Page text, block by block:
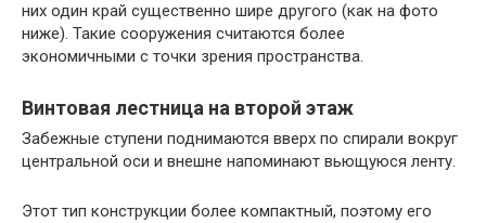
них один край существенно шире другого (как на фото
ниже). Такие сооружения считаются более
экономичными с точки зрения пространства.
Винтовая лестница на второй этаж
Забежные ступени поднимаются вверх по спирали вокруг
центральной оси и внешне напоминают вьющуюся ленту.
Этот тип конструкции более компактный, поэтому его